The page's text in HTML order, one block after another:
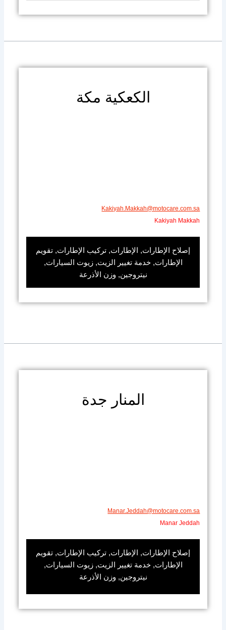
الكعكية مكة
Kakiyah.Makkah@motocare.com.sa​
Kakiyah Makkah
إصلاح الإطارات, الإطارات, تركيب الإطارات, تقويم
الإطارات, خدمة تغيير الزيت, زيوت السيارات,
نيتروجين, وزن الأذرعة
المنار جدة
Manar.Jeddah@motocare.com.sa
Manar Jeddah
إصلاح الإطارات, الإطارات, تركيب الإطارات, تقويم
الإطارات, خدمة تغيير الزيت, زيوت السيارات,
نيتروجين, وزن الأذرعة